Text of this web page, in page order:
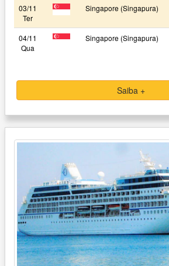
03/11
Ter
Singapore (Singapura)
04/11
Qua
Singapore (Singapura)
Saiba +